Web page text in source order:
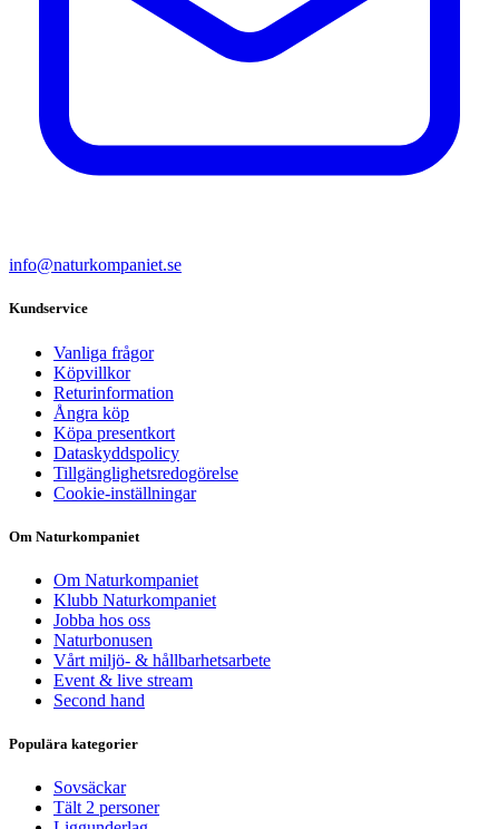
info@naturkompaniet.se
Kundservice
Vanliga frågor
Köpvillkor
Returinformation
Ångra köp
Köpa presentkort
Dataskyddspolicy
Tillgänglighetsredogörelse
Cookie-inställningar
Om Naturkompaniet
Om Naturkompaniet
Klubb Naturkompaniet
Jobba hos oss
Naturbonusen
Vårt miljö- & hållbarhetsarbete
Event & live stream
Second hand
Populära kategorier
Sovsäckar
Tält 2 personer